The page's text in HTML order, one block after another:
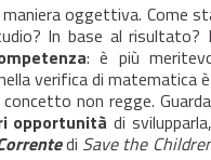
oggettiva. Come
In base al
: è più
verifica di matematica
non regge.
opportunità di
di Save the